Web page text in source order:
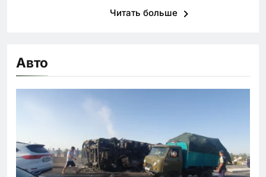
Читать больше
Авто